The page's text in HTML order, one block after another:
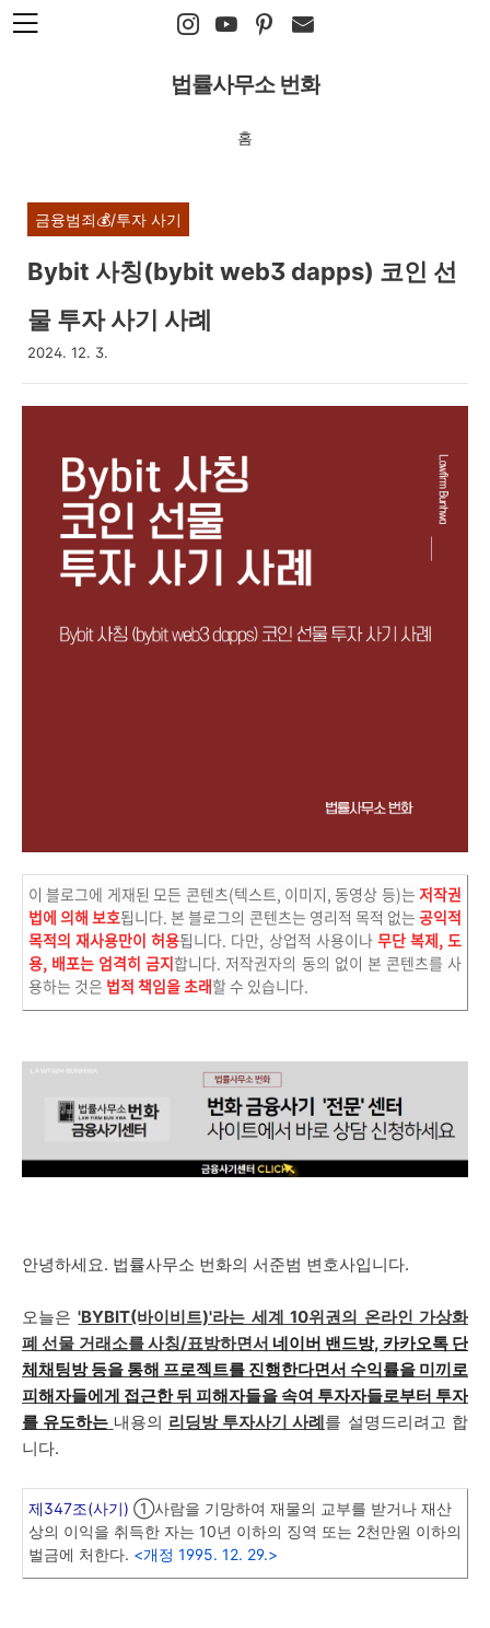
본문 바로가기
법률사무소 번화
홈
금융범죄💰/투자 사기
Bybit 사칭(bybit web3 dapps) 코인 선
물 투자 사기 사례
2024. 12. 3.
이 블로그에 게재된 모든 콘텐츠(텍스트, 이미지, 동영상 등)는 저작권
법에 의해 보호됩니다. 본 블로그의 콘텐츠는 영리적 목적 없는 공익적
목적의 재사용만이 허용됩니다. 다만, 상업적 사용이나 무단 복제, 도
용, 배포는 엄격히 금지합니다. 저작권자의 동의 없이 본 콘텐츠를 사
용하는 것은 법적 책임을 초래할 수 있습니다.
안녕하세요. 법률사무소 번화의 서준범 변호사입니다.
오늘은 'BYBIT(바이비트)'라는 세계 10위권의 온라인 가상화
폐 선물 거래소를 사칭/표방하면서 네이버 밴드방, 카카오톡 단
체채팅방 등을 통해 프로젝트를 진행한다면서 수익률을 미끼로
피해자들에게 접근한 뒤 피해자들을 속여 투자자들로부터 투자
를 유도하는 내용의 리딩방 투자사기 사례를 설명드리려고 합
니다.
제347조(사기) ①사람을 기망하여 재물의 교부를 받거나 재산
상의 이익을 취득한 자는 10년 이하의 징역 또는 2천만원 이하의
벌금에 처한다. <개정 1995. 12. 29.>